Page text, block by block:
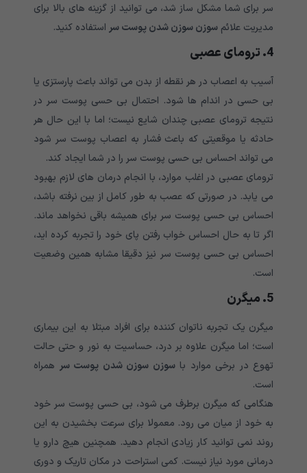
سر برای شما مشکل ساز شد، می توانید از گزینه های بالا برای
مدیریت علائم سوزن سوزن شدن پوست سر استفاده کنید.
4. ترومای عصبی
آسیب به اعصاب در هر نقطه از بدن می تواند باعث پارستزی یا
بی حسی در اندام ها شود. احتمال بی حسی پوست سر در
نتیجه ترومای عصبی چندان شایع نیست؛ اما با این حال هر
حادثه یا موقعیتی که باعث فشار به اعصاب پوست سر شود
می تواند احساس بی حسی پوست سر را در شما ایجاد کند.
ترومای عصبی در اغلب موارد، با انجام درمان های لازم بهبود
می یابد. در صورتی که عصب به طور کامل از بین نرفته باشد،
احساس بی حسی پوست سر برای همیشه باقی نخواهد ماند.
اگر تا به حال احساس خواب رفتن پای خود را تجربه کرده اید،
احساس بی حسی پوست سر نیز دقیقا مشابه همین وضعیت
است.
5. میگرن
میگرن یک تجربه ناتوان کننده برای افراد مبتلا به این بیماری
است؛ اما میگرن علاوه بر درد، حساسیت به نور و حتی حالت
تهوع در برخی موارد باسوزن سوزن شدن پوست سر همراه
است.
هنگامی که میگرن برطرف می شود، بی حسی پوست سر خود
به خود از میان می رود. معمولا برای سرعت بخشیدن به این
روند نمی توانید کار زیادی انجام دهید. همچنین هیچ دارو یا
درمانی مورد نیاز نیست. کمی استراحت در مکان تاریک و دوری